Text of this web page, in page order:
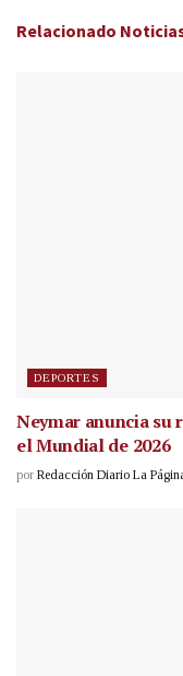
Relacionado
DEPORTES
Neymar anuncia su
el Mundial de 2026
por Redacción Diario La